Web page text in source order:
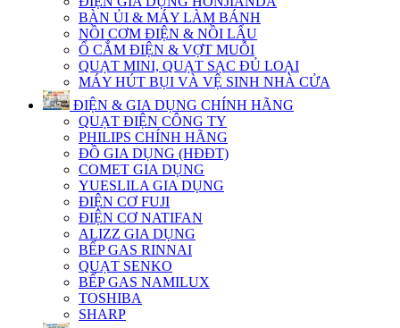
BÀN ỦI & MÁY LÀM BÁNH
NỒI CƠM ĐIỆN & NỒI LẨU
Ổ CẮM ĐIỆN & VỢT MUỖI
QUẠT MINI, QUẠT SẠC ĐỦ LOẠI
MÁY HÚT BỤI VÀ VỆ SINH NHÀ CỬA
ĐIỆN & GIA DỤNG CHÍNH HÃNG
QUẠT ĐIỆN CÔNG TY
PHILIPS CHÍNH HÃNG
ĐỒ GIA DỤNG (HĐĐT)
COMET GIA DỤNG
YUESLILA GIA DỤNG
ĐIỆN CƠ FUJI
ĐIỆN CƠ NATIFAN
ALIZZ GIA DỤNG
BẾP GAS RINNAI
QUẠT SENKO
BẾP GAS NAMILUX
TOSHIBA
SHARP